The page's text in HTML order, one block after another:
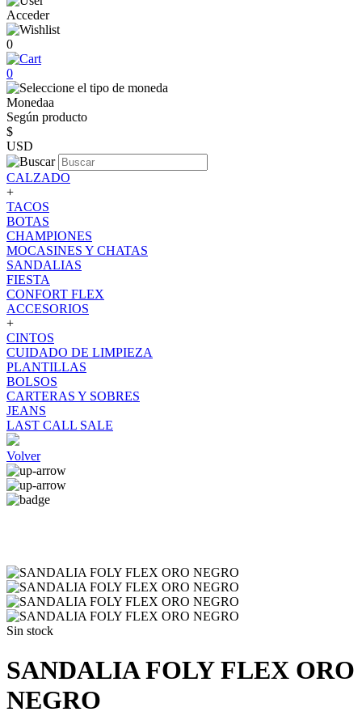
Acceder
0
0
Monedaa
Según producto
$
USD
CALZADO
+
TACOS
BOTAS
CHAMPIONES
MOCASINES Y CHATAS
SANDALIAS
FIESTA
CONFORT FLEX
ACCESORIOS
+
CINTOS
CUIDADO DE LIMPIEZA
PLANTILLAS
BOLSOS
CARTERAS Y SOBRES
JEANS
LAST CALL SALE
Volver
Sin stock
SANDALIA FOLY FLEX ORO
NEGRO